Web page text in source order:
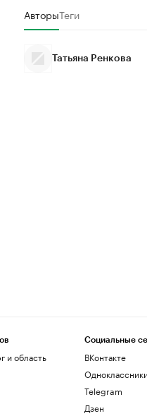
АвторыТеги
Татьяна Ренкова
и область
Социальные
ВКонтакте
Telegram
Дзен